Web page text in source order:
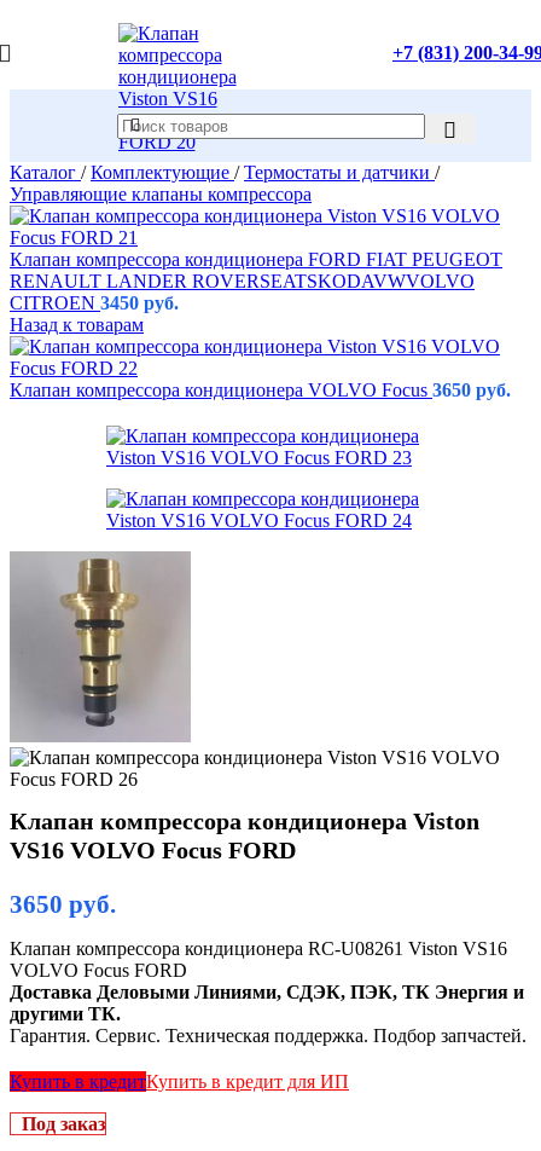
+7 (831) 200-34-
Каталог / Комплектующие / Термостаты и датчики /
Управляющие клапаны компрессора
Клапан компрессора кондиционера FORD FIAT PEUGEOT
RENAULT LANDER ROVERSEATSKODAVWVOLVO
CITROEN 3450 руб.
Назад к товарам
Клапан компрессора кондиционера VOLVO Focus 3650 руб.
Клапан компрессора кондиционера Viston
VS16 VOLVO Focus FORD
3650 руб.
Клапан компрессора кондиционера RC-U08261 Viston VS16
VOLVO Focus FORD
Доставка Деловыми Линиями, СДЭК, ПЭК, ТК Энергия и
другими ТК.
Гарантия. Сервис. Техническая поддержка. Подбор запчастей.
Купить в кредитКупить в кредит для ИП
Под заказ